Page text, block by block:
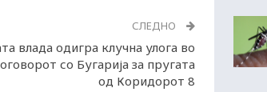
СЛЕДНО
влада одигра клучна улога во
со Бугарија за пругата
од Коридорот 8